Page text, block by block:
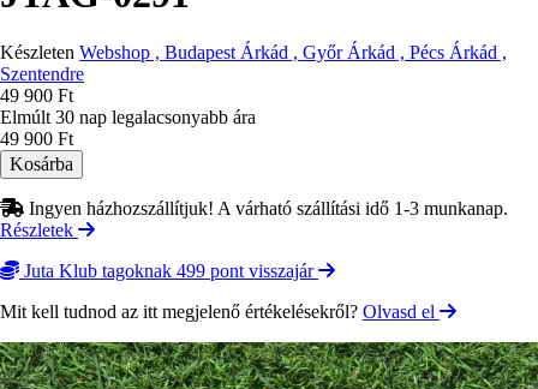
Készleten Webshop , Budapest Árkád , Győr Árkád , Pécs Árkád ,
Szentendre
49 900 Ft
Elmúlt 30 nap legalacsonyabb ára
49 900 Ft
Ingyen házhozszállítjuk! A várható szállítási idő 1-3 munkanap.
Részletek
Juta Klub tagoknak 499 pont visszajár
Mit kell tudnod az itt megjelenő értékelésekről? Olvasd el